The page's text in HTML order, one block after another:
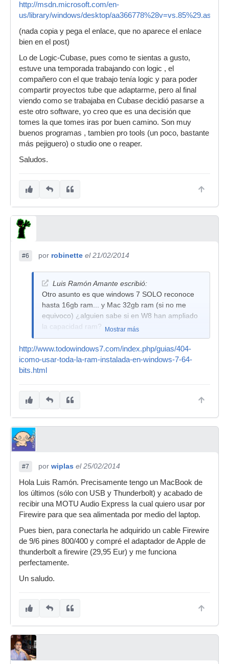
http://msdn.microsoft.com/en-
us/library/windows/desktop/aa366778%28v=vs.85%29.aspx
(nada copia y pega el enlace, que no aparece el enlace
bien en el post)
Lo de Logic-Cubase, pues como te sientas a gusto,
estuve una temporada trabajando con logic , el
compañero con el que trabajo tenía logic y para poder
compartir proyectos tube que adaptarme, pero al final
viendo como se trabajaba en Cubase decidió pasarse a
este otro software, yo creo que es una decisión que
tomes la que tomes iras por buen camino. Son muy
buenos programas , tambien pro tools (un poco, bastante
más pejiguero) o studio one o reaper.
Saludos.
#6 por robinette el 21/02/2014
Luis Ramón Amante escribió:
Otro asunto es que windows 7 SOLO reconoce
hasta 16gb ram... y Mac 32gb ram (si no me
equivoco) ¿alguien sabe si en W8 han ampliado
la capacidad ram?
Mostrar más
http://www.todowindows7.com/index.php/guias/404-
icomo-usar-toda-la-ram-instalada-en-windows-7-64-
bits.html
#7 por wiplas el 25/02/2014
Hola Luis Ramón. Precisamente tengo un MacBook de
los últimos (sólo con USB y Thunderbolt) y acabado de
recibir una MOTU Audio Express la cual quiero usar por
Firewire para que sea alimentada por medio del laptop.
Pues bien, para conectarla he adquirido un cable Firewire
de 9/6 pines 800/400 y compré el adaptador de Apple de
thunderbolt a firewire (29,95 Eur) y me funciona
perfectamente.
Un saludo.